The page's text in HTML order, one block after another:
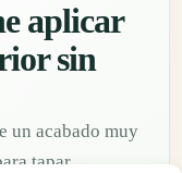
aplicar
sin
un acabado muy
tapar